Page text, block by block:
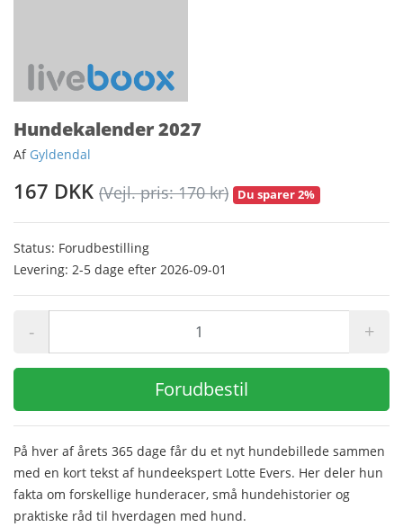
Hundekalender 2027
Af Gyldendal
167 DKK (Vejl. pris: 170 kr) Du sparer 2%
Status: Forudbestilling
Levering: 2-5 dage efter 2026-09-01
- +
Forudbestil
På hver af årets 365 dage får du et nyt hundebillede sammen
med en kort tekst af hundeekspert Lotte Evers. Her deler hun
fakta om forskellige hunderacer, små hundehistorier og
praktiske råd til hverdagen med hund.